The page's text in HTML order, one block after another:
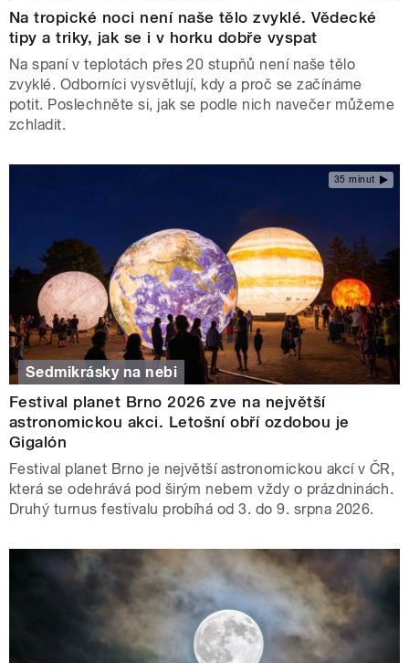
Na tropické noci není naše tělo zvyklé. Vědecké
tipy a triky, jak se i v horku dobře vyspat
Na spaní v teplotách přes 20 stupňů není naše tělo
zvyklé. Odborníci vysvětlují, kdy a proč se začínáme
potit. Poslechněte si, jak se podle nich navečer můžeme
zchladit.
35 minut
Sedmikrásky na nebi
Festival planet Brno 2026 zve na největší
astronomickou akci. Letošní obří ozdobou je
Gigalón
Festival planet Brno je největší astronomickou akcí v ČR,
která se odehrává pod širým nebem vždy o prázdninách.
Druhý turnus festivalu probíhá od 3. do 9. srpna 2026.